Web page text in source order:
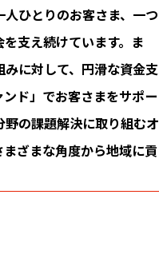
ひとりのお客さま、一つ
支え続けています。ま
に対して、円滑な資金支
ド」でお客さまをサポー
野の課題解決に取り組むオ
ざまな角度から地域に貢